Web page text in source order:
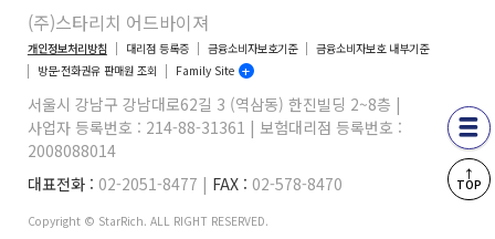
(주)스타리치 어드바이져
개인정보처리방침 대리점 등록증 금융소비자보호기준
금융소비자보호 내부기준
방문·전화권유 판매원 조회
Family Site
서울시 강남구 강남대로62길 3 (역삼동) 한진빌딩 2~8층 |
사업자 등록번호 : 214-88-31361 | 보험대리점 등록번호 :
2008088014
대표전화 : 02-2051-8477 | FAX : 02-578-8470
Copyright © StarRich. ALL RIGHT RESERVED.
↑
TOP